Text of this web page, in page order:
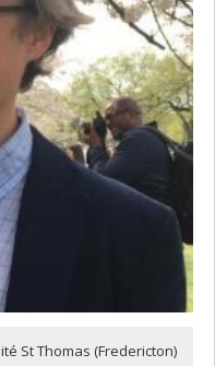
St Thomas (Fredericton)